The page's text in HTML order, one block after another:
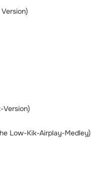
Version)
Low-Kik-Airplay-Medley)